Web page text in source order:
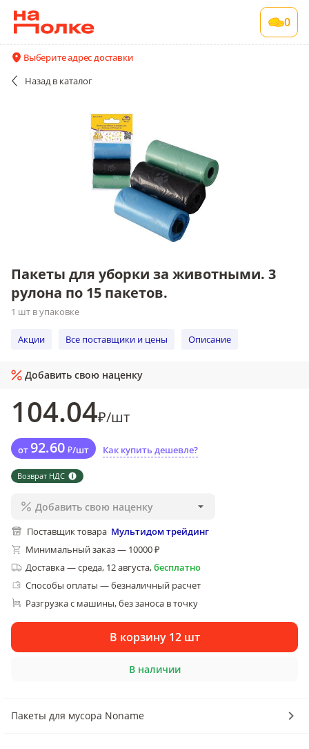
0
Выберите адрес доставки
Назад в каталог
Пакеты для уборки за животными. 3 рулона
по 15 пакетов.
Пакеты для уборки за животными. 3
рулона по 15 пакетов.
1 шт в упаковке
Акции Все поставщики и цены Описание
Добавить свою наценку
104.04₽/шт
от 92.60 ₽/шт Как купить дешевле?
Возврат НДС
Добавить свою наценку
Поставщик товара Мультидом трейдинг
Минимальный заказ — 10000 ₽
Доставка—среда, 12 августа,бесплатно
Способы оплаты — безналичный расчет
Разгрузка с машины, без заноса в точку
В корзину 12 шт
В наличии
Пакеты для мусора Noname